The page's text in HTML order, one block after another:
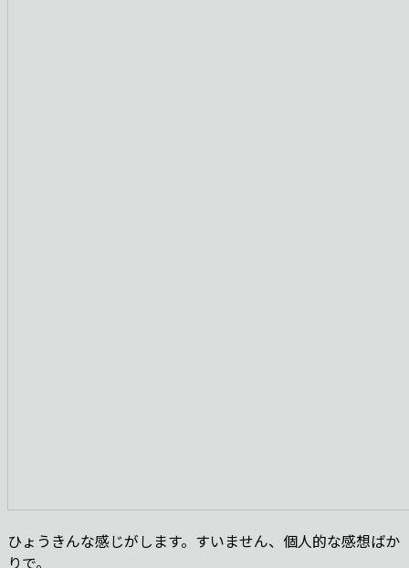
ひょうきんな感じがします。すいません、個人的な感想ばか
りで。